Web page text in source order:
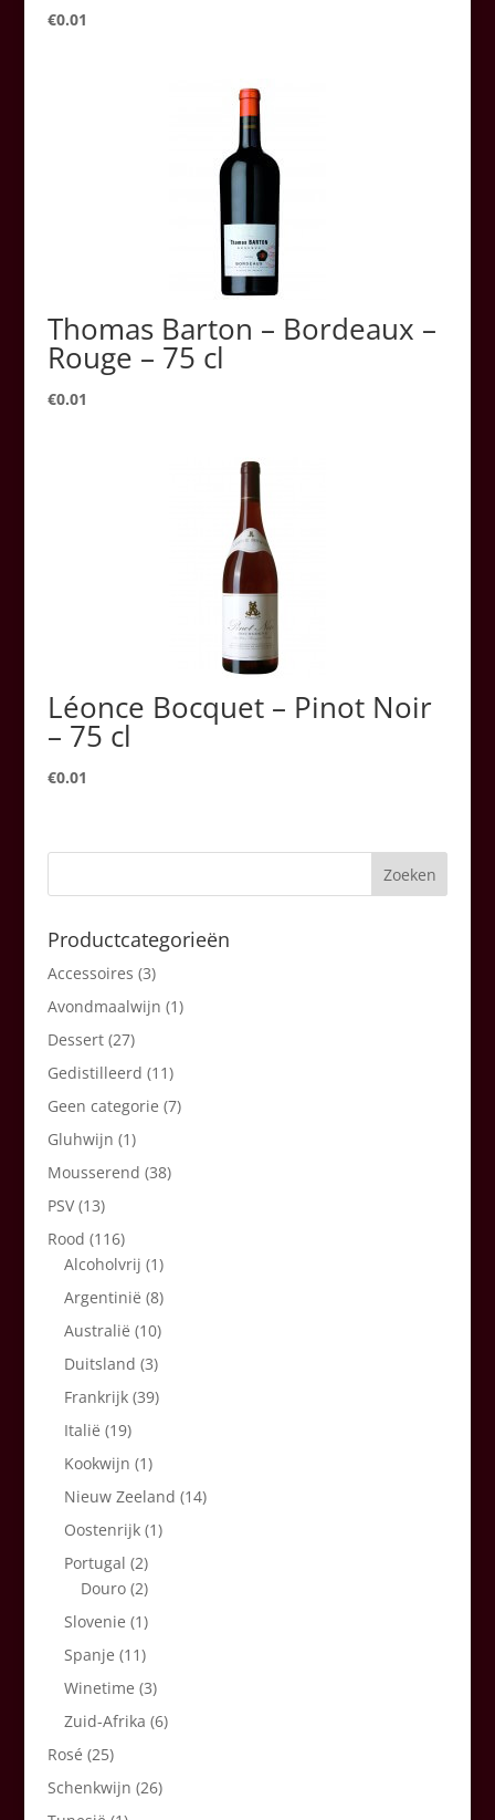
€0.01
Thomas Barton – Bordeaux –
Rouge – 75 cl
€0.01
Léonce Bocquet – Pinot Noir
– 75 cl
€0.01
Productcategorieën
Accessoires (3)
Avondmaalwijn (1)
Dessert (27)
Gedistilleerd (11)
Geen categorie (7)
Gluhwijn (1)
Mousserend (38)
PSV (13)
Rood (116)
Alcoholvrij (1)
Argentinië (8)
Australië (10)
Duitsland (3)
Frankrijk (39)
Italië (19)
Kookwijn (1)
Nieuw Zeeland (14)
Oostenrijk (1)
Portugal (2)
Douro (2)
Slovenie (1)
Spanje (11)
Winetime (3)
Zuid-Afrika (6)
Rosé (25)
Schenkwijn (26)